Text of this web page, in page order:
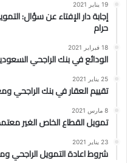
19 يناير 2021
إجابة دار الإفتاء عن سؤال:
حرام
18 فبراير 2021
الودائع في بنك الراجحي
25 يناير 2021
تقييم العقار في بنك الراجحي
8 مارس 2021
تمويل القطاع الخاص الغير
23 يناير 2021
شروط اعادة التمويل الراجحي